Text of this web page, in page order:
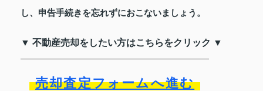
し、申告手続きを忘れずにおこないましょう。
▼ 不動産売却をしたい方はこちらをクリック ▼
売却査定フォームへ進む